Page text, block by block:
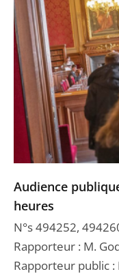
Audience
heures
N°s 494252,
Rapporteur : M.
Rapporteur public :